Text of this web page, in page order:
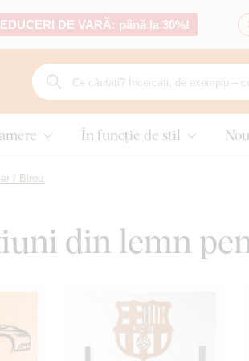
DE VARĂ: până la 30%!
În funcție de stil
/ Birou
din lemn